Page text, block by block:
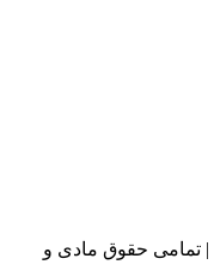
| تمامی حقوق مادی و